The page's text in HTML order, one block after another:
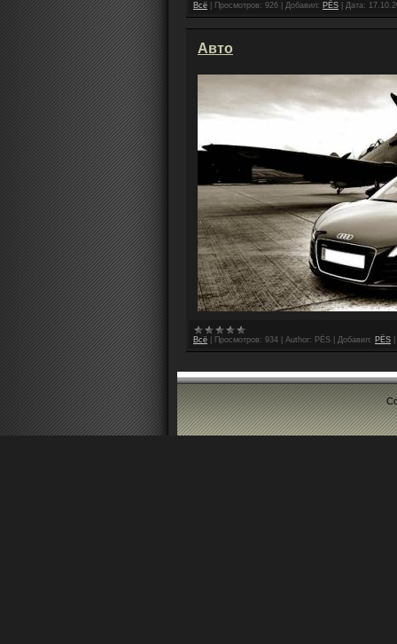
Всё Просмотров: 926 Добавил: PЁS Дата:
Авто
Всё Просмотров: 934 Author: PЁS Добавил: PЁS